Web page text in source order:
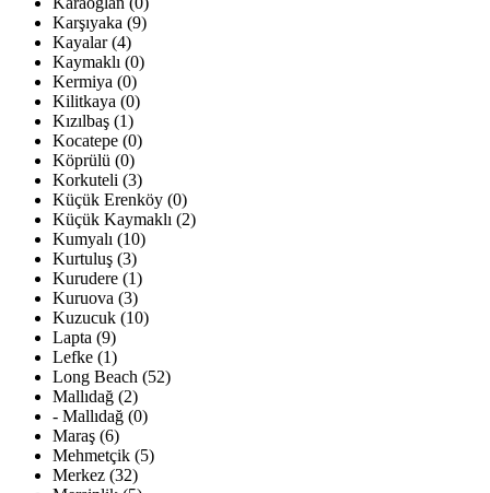
Karşıyaka (9)
Kayalar (4)
Kaymaklı (0)
Kermiya (0)
Kilitkaya (0)
Kızılbaş (1)
Kocatepe (0)
Köprülü (0)
Korkuteli (3)
Küçük Erenköy (0)
Küçük Kaymaklı (2)
Kumyalı (10)
Kurtuluş (3)
Kurudere (1)
Kuruova (3)
Kuzucuk (10)
Lapta (9)
Lefke (1)
Long Beach (52)
Mallıdağ (2)
- Mallıdağ (0)
Maraş (6)
Mehmetçik (5)
Merkez (32)